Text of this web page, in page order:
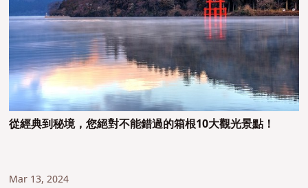
從經典到秘境，您絕對不能錯過的箱根10大觀光景點！
Mar 13, 2024